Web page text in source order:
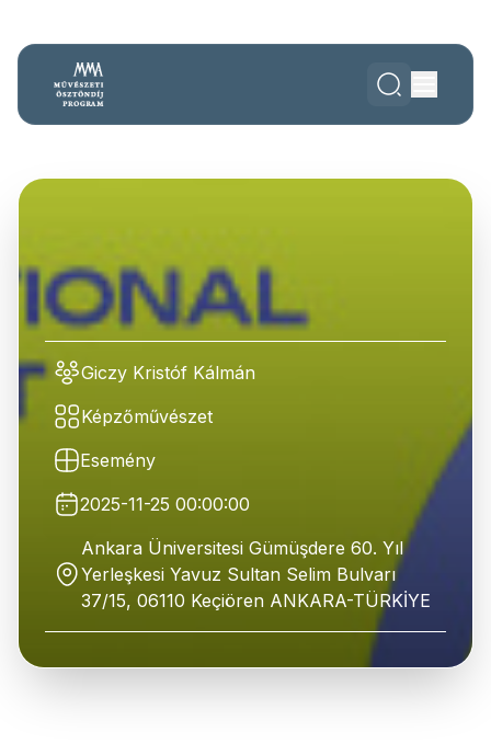
Giczy Kristóf Kálmán
Képzőművészet
Esemény
2025-11-25 00:00:00
Ankara Üniversitesi Gümüşdere 60. Yıl
Yerleşkesi Yavuz Sultan Selim Bulvarı
37/15, 06110 Keçiören ANKARA-TÜRKİYE